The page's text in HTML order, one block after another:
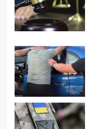
за останніми
Читайте також
Предыдущая
Бизнес на